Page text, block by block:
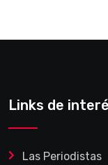
Links de
Las Periodistas